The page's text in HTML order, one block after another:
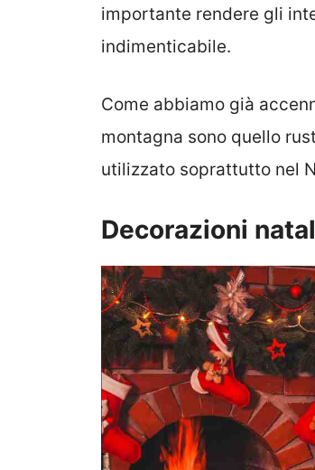
importante rendere gli
indimenticabile.
Come abbiamo già
montagna sono quello
utilizzato soprattutto nel
Decorazioni